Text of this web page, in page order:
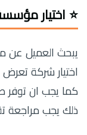
⭐ اختيار
يبحث العميل عن
اختيار شركة
كما يجب ان توفر
ذلك يجب مراجعة